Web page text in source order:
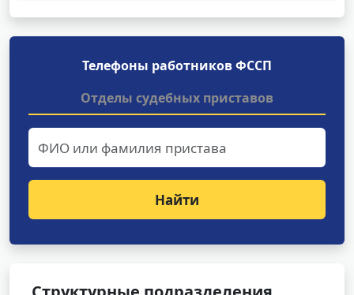
Телефоны работников ФССП
Отделы судебных приставов
Найти